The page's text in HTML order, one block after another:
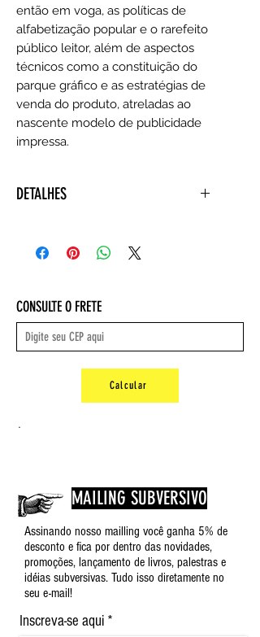
então em voga, as políticas de
alfabetização popular e o rarefeito
público leitor, além de aspectos
técnicos como a constituição do
parque gráfico e as estratégias de
venda do produto, atreladas ao
nascente modelo de publicidade
impressa.
DETALHES
janeiro 2001)
ISBN-10 ‏ : ‎ 8531405696
ISBN-13 ‏ : ‎ 978-8531405693
Dimensões ‏ : ‎ 27 x 21 x 2.8 cm
CONSULTE O FRETE
Calcular
.
MAILING SUBVERSIVO
Assinando nosso mailling você ganha 5% de
desconto e fica por dentro das novidades,
promoções, lançamento de livros, palestras e
idéias subversivas. Tudo isso diretamente no
seu e-mail!
Inscreva-se aqui